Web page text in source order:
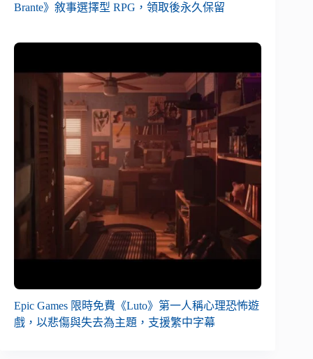
Brante》敘事選擇型 RPG，領取後永久保留
Epic Games 限時免費《Luto》第一人稱心理恐怖遊
戲，以悲傷與失去為主題，支援繁中字幕